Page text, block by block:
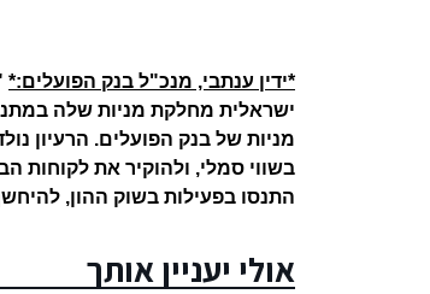
*ידין ענתבי, מנכ"ל בנק הפועלים:*
מניות של בנק הפועלים. הרעיון
בשווי סמלי, ולהוקיר את
התנסו בפעילות בשוק ההון,
אולי יעניין אותך